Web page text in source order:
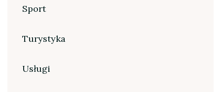
Sport
Turystyka
Usługi